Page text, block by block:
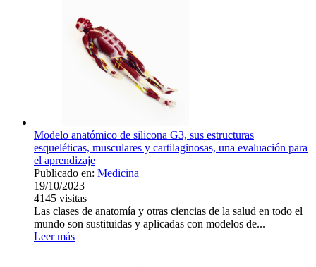
Modelo anatómico de silicona G3, sus estructuras
esqueléticas, musculares y cartilaginosas, una evaluación para
el aprendizaje
Publicado en: Medicina
19/10/2023
4145 visitas
Las clases de anatomía y otras ciencias de la salud en todo el
mundo son sustituidas y aplicadas con modelos de...
Leer más